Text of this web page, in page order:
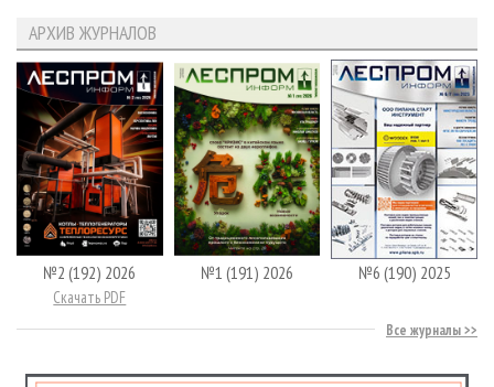
АРХИВ ЖУРНАЛОВ
№2 (192) 2026
Скачать PDF
№1 (191) 2026 №6 (190) 2025
Все журналы